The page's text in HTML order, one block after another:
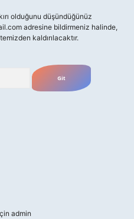
olduğunu düşündüğünüz
adresine bildirmeniz halinde,
kaldırılacaktır.
admin